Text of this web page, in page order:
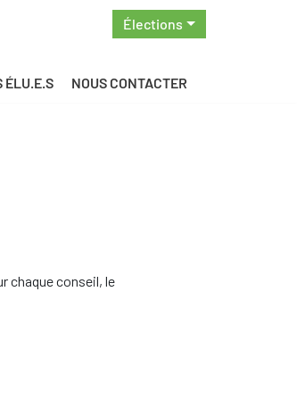
Élections
ÉLU.E.S NOUS CONTACTER
chaque conseil, le